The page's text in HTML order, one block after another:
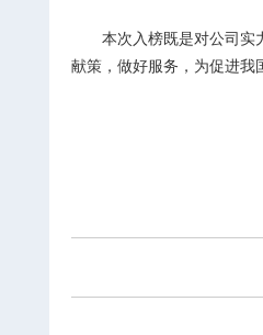
本次入榜既是对公司实力
献策，做好服务，为促进我